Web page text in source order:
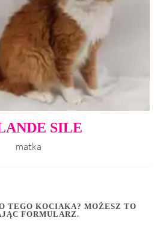
SILE
matka
TEGO KOCIAKA? MOŻESZ TO
FORMULARZ.